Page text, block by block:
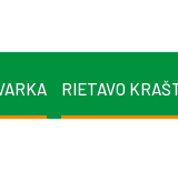
RIETAVO